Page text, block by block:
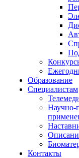
Образование
Специалистам
Научно-
Контакты